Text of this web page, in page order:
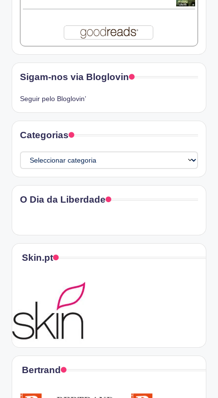
Sigam-nos via Bloglovin
Seguir pelo Bloglovin’
Categorias
Categorias
O Dia da Liberdade
Skin.pt
Bertrand